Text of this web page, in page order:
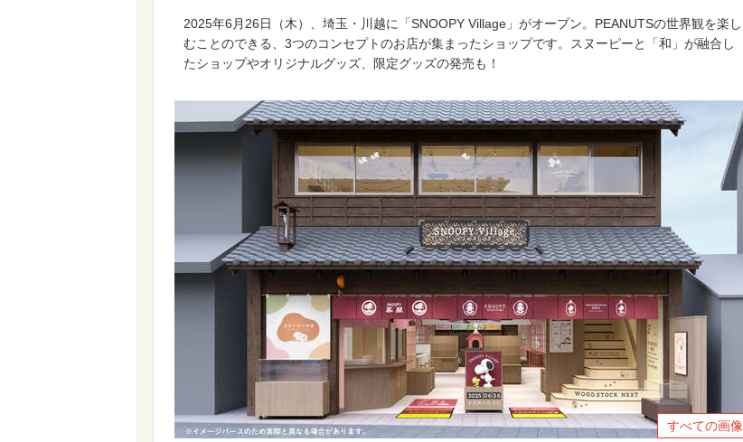
2025年6月26日（木）、埼玉・川越に「SNOOPY Village」がオープン。PEANUTSの世界観を楽し
むことのできる、3つのコンセプトのお店が集まったショップです。スヌーピーと「和」が融合し
たショップやオリジナルグッズ、限定グッズの発売も！
すべての画像